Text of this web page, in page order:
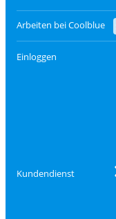
Arbeiten bei Coolblue
Einloggen
Kundendienst